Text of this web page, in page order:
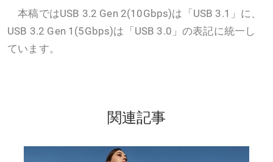
本稿ではUSB 3.2 Gen 2(10Gbps)は「USB 3.1」に、
USB 3.2 Gen 1(5Gbps)は「USB 3.0」の表記に統一し
ています。
関連記事